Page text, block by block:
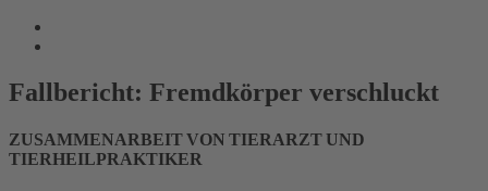
Fallbericht: Fremdkörper verschluckt
ZUSAMMENARBEIT VON TIERARZT UND
TIERHEILPRAKTIKER